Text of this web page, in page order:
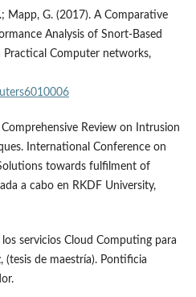
Mapp, G. (2017). A Comparative
Analysis of Snort-Based
Computer networks,
Review on Intrusion
International Conference on
towards fulfilment of
a cabo en RKDF University,
los servicios Cloud Computing para
(tesis de maestría). Pontificia